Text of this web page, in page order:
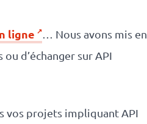
ligne
… Nous avons mis en
d’échanger sur API
vos projets impliquant API